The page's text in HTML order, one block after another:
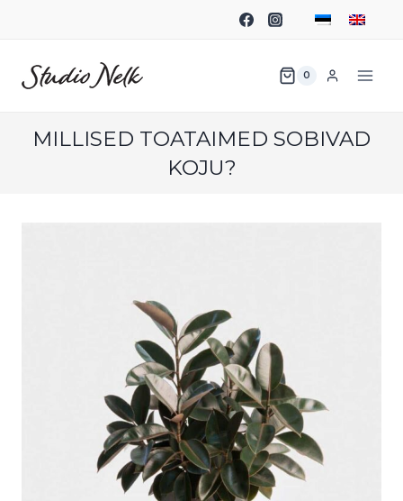
0
MILLISED TOATAIMED SOBIVAD
KOJU?